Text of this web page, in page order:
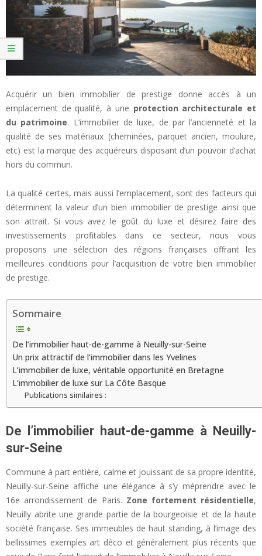
Acquérir un bien immobilier de prestige donne accès à un
emplacement de qualité, à une protection architecturale et
du patrimoine. L’immobilier de luxe, de par l’ancienneté et la
qualité de ses matériaux (cheminées, parquet ancien, moulure,
etc) est la marque des acquéreurs disposant d’un pouvoir d’achat
hors du commun.
La qualité certes, mais aussi l’emplacement, sont des facteurs qui
déterminent la valeur d’un bien immobilier de prestige ainsi que
son attrait. Si vous avez le goût du luxe et désirez faire des
investissements profitables dans ce secteur, nous vous
proposons une sélection des régions françaises offrant les
meilleures conditions pour l’acquisition de votre bien immobilier
de prestige.
Sommaire
De l’immobilier haut-de-gamme à Neuilly-sur-Seine
Un prix attractif de l’immobilier dans les Yvelines
L’immobilier de luxe, véritable opportunité en Bretagne
L’immobilier de luxe sur La Côte Basque
Publications similaires :
De l’immobilier haut-de-gamme à Neuilly-
sur-Seine
Commune à part entière, calme et jouissant de sa propre identité,
Neuilly-sur-Seine affiche une élégance à s’y méprendre avec le
16e arrondissement de Paris. Zone fortement résidentielle,
Neuilly abrite une grande partie de la bourgeoisie et de la haute
société française. Ses immeubles de haut standing, à l’image des
bellissimes exemples art déco et généralement plus récents que